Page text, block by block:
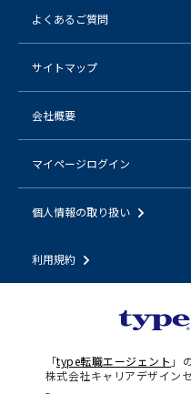
よくあるご質問
サイトマップ
会社概要
マイページログイン
個人情報の取り扱い
利用規約
「type転職エージェント 」
株式会社キャリアデザイン